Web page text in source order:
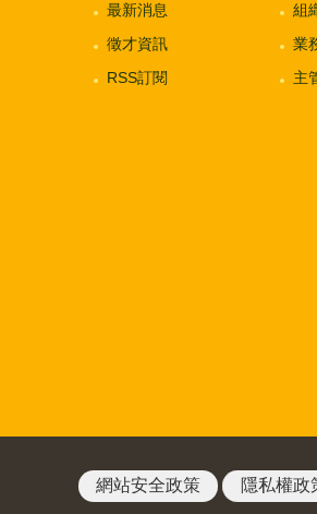
最新消息
徵才資訊
RSS訂閱
組
業
主
網站安全政策 隱私權政